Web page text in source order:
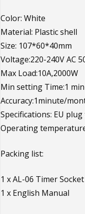
Color: White
Material: Plastic shell
Size: 107*60*40mm
Voltage:220-240V AC
Max Load:10A,2000W
Min setting Time:1
Accuracy:1minute/
Specifications: EU
Operating
Packing list:
1 x AL-06 Timer Socket
1 x English Manual